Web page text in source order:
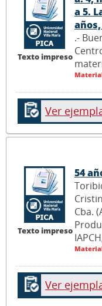
Texto impreso
a 5.
años,
.-
Ver
Texto impreso
54
Cba.
Ver